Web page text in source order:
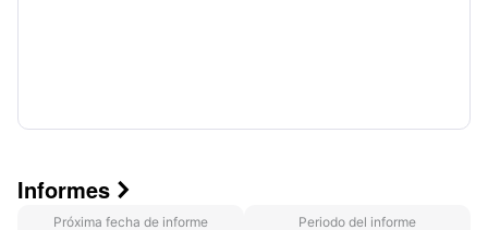
Informes 
Próxima fecha de informe Periodo del informe